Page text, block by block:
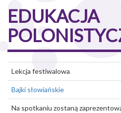
EDUKACJA
Lekcja festiwalowa
Bajki słowiańskie
Na spotkaniu zostaną